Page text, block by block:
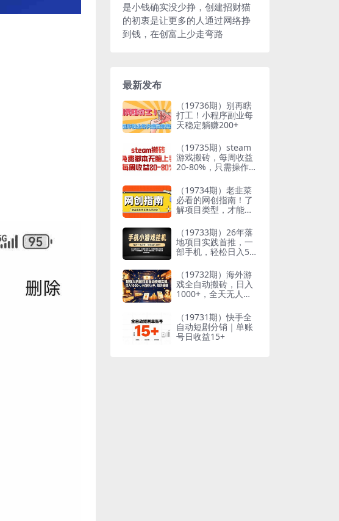
是小钱确实没少挣，创建招财猫
的初衷是让更多的人通过网络挣
到钱，在创富上少走弯路
最新发布
（19736期）别再瞎
打工！小程序副业每
天稳定躺赚200+
（19735期）steam
游戏搬砖，每周收益
20-80%，只需操作1-
过万，零风险长期做
（19734期）老韭菜
必看的网创指南！了
解项目类型，才能找
到想要的结果
（19733期）26年落
地项目实践首推，一
部手机，轻松日入50
（19732期）海外游
戏全自动搬砖，日入
1000+，全天无人值
（19731期）快手全
自动短剧分销｜单账
号日收益15+